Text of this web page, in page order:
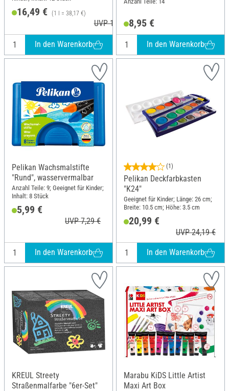
16,49 € (1 l = 38,17 €)
UVP 18,49 €
In den Warenkorb
8,95 €
In den Warenkorb
Pelikan Wachsmalstifte
"Rund", wasservermalbar
Anzahl Teile: 9; Geeignet für Kinder;
Inhalt: 8 Stück
5,99 €
UVP 7,29 €
In den Warenkorb
(1)
Pelikan Deckfarbkasten
"K24"
Geeignet für Kinder; Länge: 26 cm;
Breite: 10.5 cm; Höhe: 3.5 cm
20,99 €
UVP 24,19 €
In den Warenkorb
KREUL Streety
Straßenmalfarbe "6er-Set"
Marabu KiDS Little Artist
Maxi Art Box